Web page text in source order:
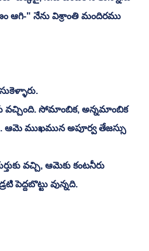
ఆగి-" నేను విశ్రాంతి మందిరము
వచ్చింది. సోమాంబిక, అన్నమాంబిక
ఆమె ముఖమున అపూర్వ తేజస్సు
వచ్చి, ఆమెకు కంటనీరు
పెద్దబొట్టు వున్నది.